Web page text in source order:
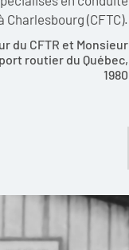
(CFTC).
du CFTR et Monsieur
routier du Québec,
1980